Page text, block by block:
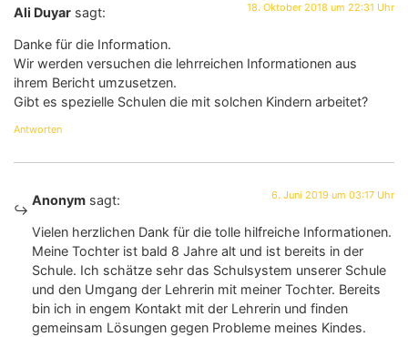
Ali Duyar sagt: 18. Oktober 2018 um 22:31 Uhr
Danke für die Information.
Wir werden versuchen die lehrreichen Informationen aus
ihrem Bericht umzusetzen.
Gibt es spezielle Schulen die mit solchen Kindern arbeitet?
Antworten
Anonym sagt: 6. Juni 2019 um 03:17 Uhr
Vielen herzlichen Dank für die tolle hilfreiche Informationen.
Meine Tochter ist bald 8 Jahre alt und ist bereits in der
Schule. Ich schätze sehr das Schulsystem unserer Schule
und den Umgang der Lehrerin mit meiner Tochter. Bereits
bin ich in engem Kontakt mit der Lehrerin und finden
gemeinsam Lösungen gegen Probleme meines Kindes.